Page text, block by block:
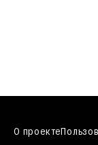
О проекте